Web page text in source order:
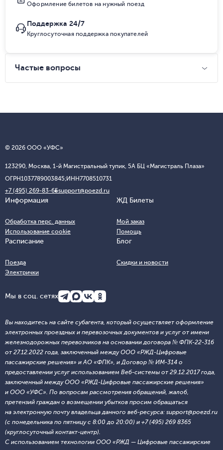
Оформление билетов на нужный поезд
Поддержка 24/7
Круглосуточная поддержка покупателей
Частые вопросы
© 2026 ООО «УФС»
123290, Москва, 1-й Магистральный тупик, 5А БЦ «Магистраль Плаза»
ОГРН1037789003845;ИНН7708510731
+7 (495) 269-83-65support@poezd.ru
Информация
Обработка перс. данных
Использование cookie
ЖД Билеты
Мой заказ
Помощь
Расписание
Поезда
Электрички
Блог
Скидки и новости
Мы в соц. сетях
Вы находитесь на сайте субагента, который осуществляет оформление
электронных проездных и перевозочных документов и услуг от имени
железнодорожных перевозчиков на основании договора № ФПК-22-316
от 27.12.2022 года, заключенный между ООО «РЖД-Цифровые
пассажирские решения» и АО «ФПК», и Договор № ИМ-314 о
предоставлении услуг использованием Веб-системы от 29.12.2017 года,
заключенный между ООО «РЖД-Цифровые пассажирские решения»
и ООО «УФС». По вопросам рассмотрения обращений, жалоб,
претензий граждан о возмещении убытков просим обращаться
на электронную почту владельца данного веб-ресурса: support@poezd.ru
(с понедельника по пятницу с 8:00 до 20:00) и +7 (495) 269 8365
(круглосуточный контакт-центр).
С использованием технологии ООО «РЖД — Цифровые пассажирские